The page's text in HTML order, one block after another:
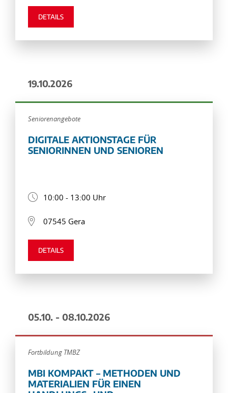
DETAILS
19.10.2026
Seniorenangebote
DIGITALE AKTIONSTAGE FÜR
SENIORINNEN UND SENIOREN
10:00 - 13:00 Uhr
07545 Gera
DETAILS
05.10. - 08.10.2026
Fortbildung TMBZ
MBI KOMPAKT – METHODEN UND
MATERIALIEN FÜR EINEN